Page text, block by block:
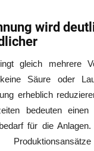
wird
gleich mehrere
Säure oder
erheblich
bedeuten einen
für die